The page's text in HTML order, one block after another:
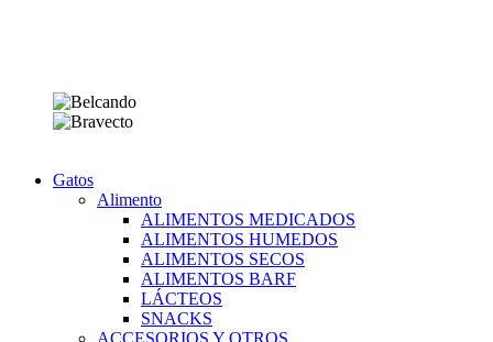
Gatos
Alimento
ALIMENTOS MEDICADOS
ALIMENTOS HUMEDOS
ALIMENTOS SECOS
ALIMENTOS BARF
LÁCTEOS
SNACKS